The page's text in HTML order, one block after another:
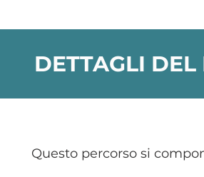
DETTAGLI DEL
Questo percorso si